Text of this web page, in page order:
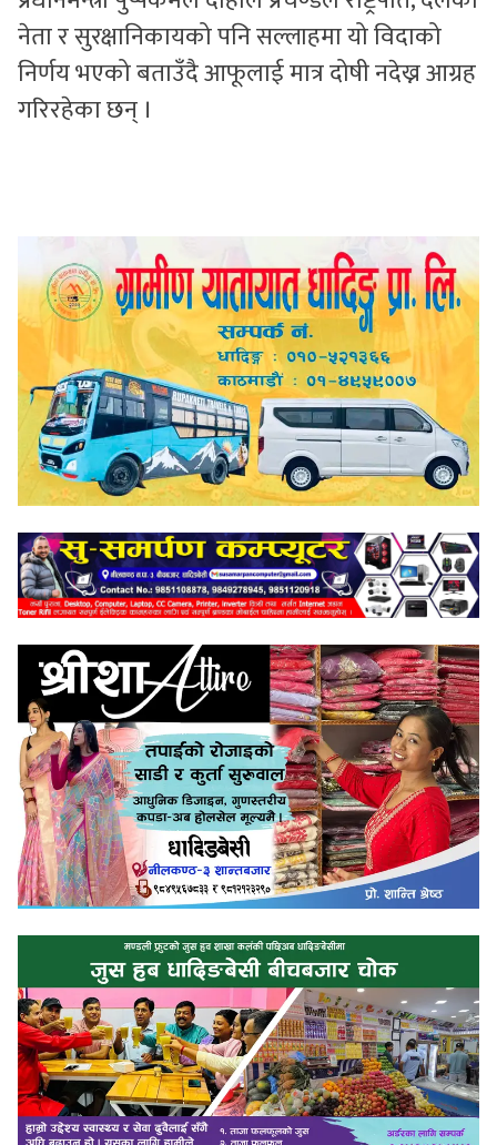
नेता र सुरक्षानिकायको पनि सल्लाहमा यो विदाको
निर्णय भएको बताउँदै आफूलाई मात्र दोषी नदेख्न आग्रह
गरिरहेका छन् ।